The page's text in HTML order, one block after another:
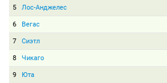
5 Лос-Анджелес
6 Вегас
7 Сиэтл
8 Чикаго
9 Юта